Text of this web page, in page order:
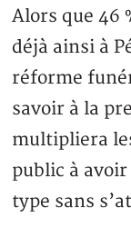
Alors que 46
déjà ainsi à
réforme
savoir à la
multipliera
public à
type sans